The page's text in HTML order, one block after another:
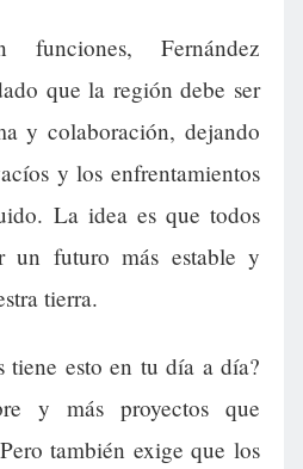
Fernández
que la región debe ser
y colaboración, dejando
y los enfrentamientos
La idea es que todos
un futuro más estable y
tierra.
tiene esto en tu día a día?
y más proyectos que
también exige que los